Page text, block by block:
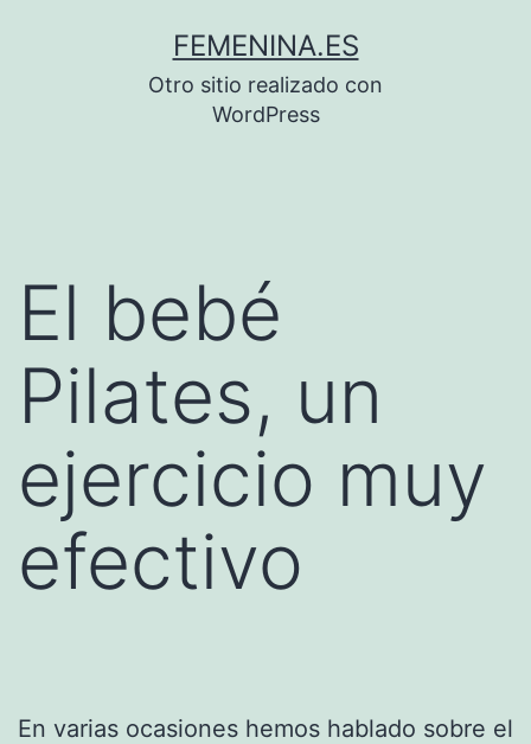
FEMENINA.ES
Otro sitio realizado con
WordPress
El bebé
Pilates, un
ejercicio muy
efectivo
En varias ocasiones hemos hablado sobre el